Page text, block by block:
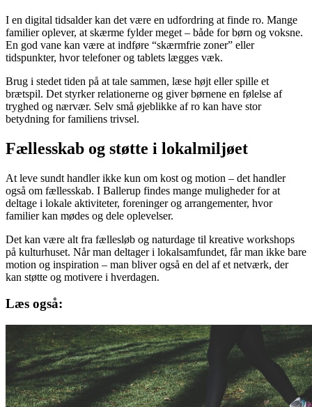
I en digital tidsalder kan det være en udfordring at finde ro. Mange
familier oplever, at skærme fylder meget – både for børn og voksne.
En god vane kan være at indføre “skærmfrie zoner” eller
tidspunkter, hvor telefoner og tablets lægges væk.
Brug i stedet tiden på at tale sammen, læse højt eller spille et
brætspil. Det styrker relationerne og giver børnene en følelse af
tryghed og nærvær. Selv små øjeblikke af ro kan have stor
betydning for familiens trivsel.
Fællesskab og støtte i lokalmiljøet
At leve sundt handler ikke kun om kost og motion – det handler
også om fællesskab. I Ballerup findes mange muligheder for at
deltage i lokale aktiviteter, foreninger og arrangementer, hvor
familier kan mødes og dele oplevelser.
Det kan være alt fra fællesløb og naturdage til kreative workshops
på kulturhuset. Når man deltager i lokalsamfundet, får man ikke bare
motion og inspiration – man bliver også en del af et netværk, der
kan støtte og motivere i hverdagen.
Læs også: